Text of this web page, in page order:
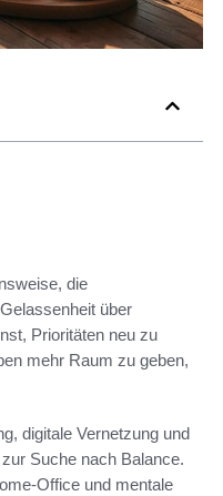
die
über
Prioritäten neu zu
mehr Raum zu geben,
digitale Vernetzung und
Suche nach Balance.
Office und mentale